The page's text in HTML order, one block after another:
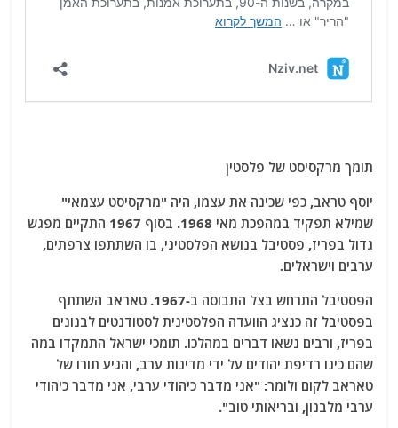
תומך מרקסיסט של פלסטין
יוסף טראב, כפי שכינה את עצמו, היה "מרקסיסט עצמאי"
שמילא תפקיד במהפכת מאי 1968. בסוף 1967 התקיים מפגש
גדול בפריז, פסטיבל בנושא הפלסטיני, בו השתתפו צרפתים,
ערבים וישראלים.
הפסטיבל התרחש בצל התבוסה ב-1967. טאראב השתתף
בפסטיבל זה כנציג הוועדה הפלסטינית לסטודנטים לבנונים
בפריז, ורבים נשאו דברים במהלכו. תומכי ישראל התמקדו במה
שהם כינו רדיפת יהודים על ידי מדינות ערב, והגיע תורו של
טאראב לקום ולומר: "אני מדבר כיהודי ערבי, אני מדבר כיהודי
ערבי מלבנון, ובריאותי טוב".